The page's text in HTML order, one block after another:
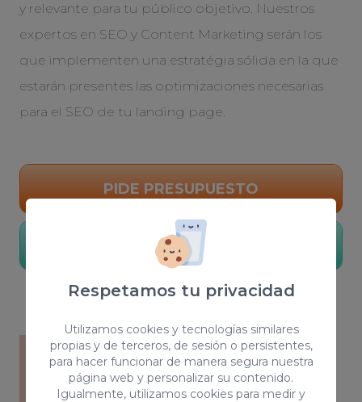
Respetamos tu privacidad
Utilizamos cookies y tecnologías similares
propias y de terceros, de sesión o persistentes,
para hacer funcionar de manera segura nuestra
página web y personalizar su contenido.
Igualmente, utilizamos cookies para medir y
y relevante para tu público objetivo. Nuestros
expertos en SEO y Content Marketing serán los
que implementen una estratégia sólida en la que
estarán presentes las optimizaciones necesarias
para el SEO de tu landing page.
PIDE PRESUPUESTO
Conocer más